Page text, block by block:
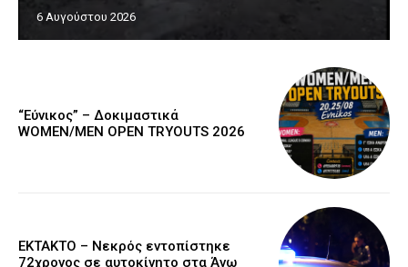
6 Αυγούστου 2026
“Εύνικος” – Δοκιμαστικά
WOMEN/MEN OPEN TRYOUTS 2026
EKTAKTO – Νεκρός εντοπίστηκε
72χρονος σε αυτοκίνητο στα Άνω